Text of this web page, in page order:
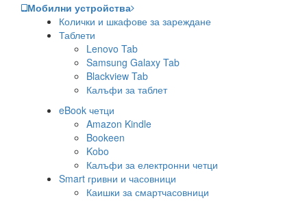
Мобилни устройства
Колички и шкафове за зареждане
Таблети
Lenovo Tab
Samsung Galaxy Tab
Blackview Tab
Калъфи за таблет
eBook четци
Amazon Kindle
Bookeen
Kobo
Калъфи за електронни четци
Smart гривни и часовници
Каишки за смартчасовници